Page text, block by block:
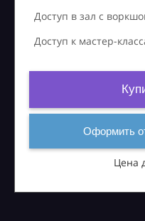
Доступ в зал с
Доступ к мастер-
Оформить
Цена